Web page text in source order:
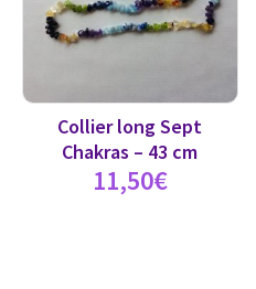
Collier long Sept
Chakras – 43 cm
11,50€